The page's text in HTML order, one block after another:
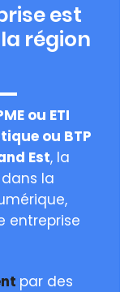
est
région
ou ETI
ou BTP
Est, la
la
entreprise
par des